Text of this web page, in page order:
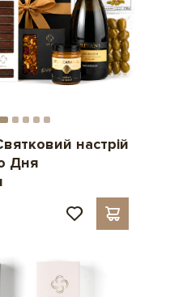
настрій
Дня